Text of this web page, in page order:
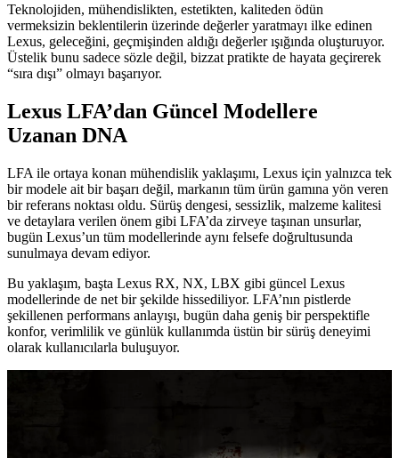
Teknolojiden, mühendislikten, estetikten, kaliteden ödün
vermeksizin beklentilerin üzerinde değerler yaratmayı ilke edinen
Lexus, geleceğini, geçmişinden aldığı değerler ışığında oluşturuyor.
Üstelik bunu sadece sözle değil, bizzat pratikte de hayata geçirerek
“sıra dışı” olmayı başarıyor.
Lexus LFA’dan Güncel Modellere
Uzanan DNA
LFA ile ortaya konan mühendislik yaklaşımı, Lexus için yalnızca tek
bir modele ait bir başarı değil, markanın tüm ürün gamına yön veren
bir referans noktası oldu. Sürüş dengesi, sessizlik, malzeme kalitesi
ve detaylara verilen önem gibi LFA’da zirveye taşınan unsurlar,
bugün Lexus’un tüm modellerinde aynı felsefe doğrultusunda
sunulmaya devam ediyor.
Bu yaklaşım, başta Lexus RX, NX, LBX gibi güncel Lexus
modellerinde de net bir şekilde hissediliyor. LFA’nın pistlerde
şekillenen performans anlayışı, bugün daha geniş bir perspektifle
konfor, verimlilik ve günlük kullanımda üstün bir sürüş deneyimi
olarak kullanıcılarla buluşuyor.